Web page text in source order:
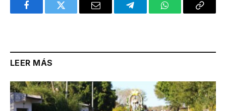
FacebookTwitter Email TelegramWhatsAppCopy
LEER MÁS